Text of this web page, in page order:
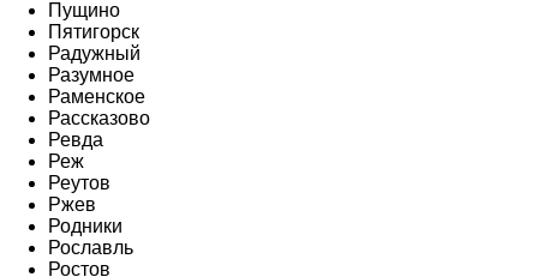
Пущино
Пятигорск
Радужный
Разумное
Раменское
Рассказово
Ревда
Реж
Реутов
Ржев
Родники
Рославль
Ростов